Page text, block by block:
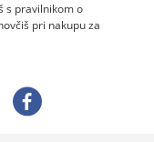
s pravilnikom o
pri nakupu za